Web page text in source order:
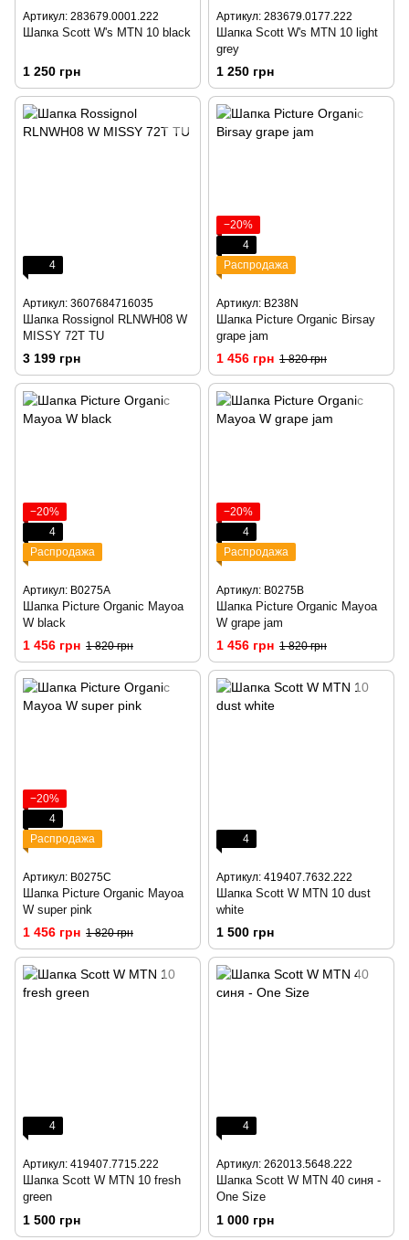
Артикул: 283679.0001.222
Шапка Scott W's MTN 10 black
1 250 грн
Артикул: 283679.0177.222
Шапка Scott W's MTN 10 light
grey
1 250 грн
4
Артикул: 3607684716035
Шапка Rossignol RLNWH08 W
MISSY 72T TU
3 199 грн
−20%
4
Распродажа
Артикул: B238N
Шапка Picture Organic Birsay
grape jam
1 456 грн 1 820 грн
−20%
4
Распродажа
Артикул: B0275A
Шапка Picture Organic Mayoa
W black
1 456 грн 1 820 грн
−20%
4
Распродажа
Артикул: B0275B
Шапка Picture Organic Mayoa
W grape jam
1 456 грн 1 820 грн
−20%
4
Распродажа
Артикул: B0275C
Шапка Picture Organic Mayoa
W super pink
1 456 грн 1 820 грн
4
Артикул: 419407.7632.222
Шапка Scott W MTN 10 dust
white
1 500 грн
4
Артикул: 419407.7715.222
Шапка Scott W MTN 10 fresh
green
1 500 грн
4
Артикул: 262013.5648.222
Шапка Scott W MTN 40 синя -
One Size
1 000 грн